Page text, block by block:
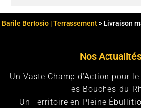
Barile Bertosio | Terrassement> Livraison
Nos Actualités
Un Vaste Champ d’Action pour
les Bouches-du-
Un Territoire en Pleine